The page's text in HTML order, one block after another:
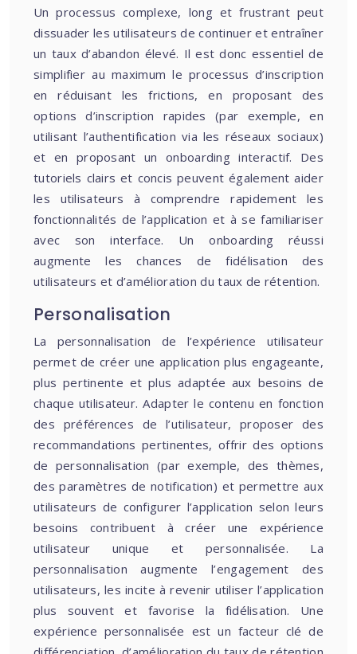
Un processus complexe, long et frustrant peut
dissuader les utilisateurs de continuer et entraîner
un taux d’abandon élevé. Il est donc essentiel de
simplifier au maximum le processus d’inscription
en réduisant les frictions, en proposant des
options d’inscription rapides (par exemple, en
utilisant l’authentification via les réseaux sociaux)
et en proposant un onboarding interactif. Des
tutoriels clairs et concis peuvent également aider
les utilisateurs à comprendre rapidement les
fonctionnalités de l’application et à se familiariser
avec son interface. Un onboarding réussi
augmente les chances de fidélisation des
utilisateurs et d’amélioration du taux de rétention.
Personalisation
La personnalisation de l’expérience utilisateur
permet de créer une application plus engageante,
plus pertinente et plus adaptée aux besoins de
chaque utilisateur. Adapter le contenu en fonction
des préférences de l’utilisateur, proposer des
recommandations pertinentes, offrir des options
de personnalisation (par exemple, des thèmes,
des paramètres de notification) et permettre aux
utilisateurs de configurer l’application selon leurs
besoins contribuent à créer une expérience
utilisateur unique et personnalisée. La
personnalisation augmente l’engagement des
utilisateurs, les incite à revenir utiliser l’application
plus souvent et favorise la fidélisation. Une
expérience personnalisée est un facteur clé de